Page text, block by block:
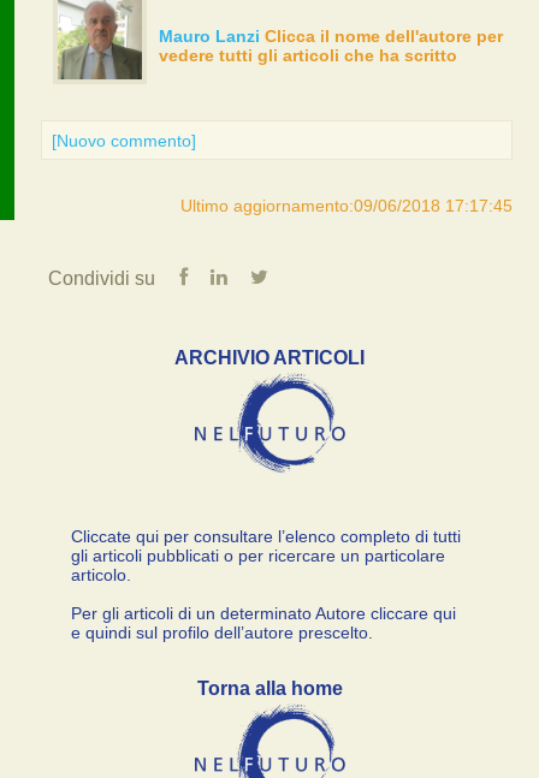
Mauro Lanzi Clicca il nome dell'autore per
vedere tutti gli articoli che ha scritto
[Nuovo commento]
Ultimo aggiornamento:09/06/2018 17:17:45
Condividi su
ARCHIVIO ARTICOLI
Cliccate qui per consultare l’elenco completo di tutti
gli articoli pubblicati o per ricercare un particolare
articolo.
Per gli articoli di un determinato Autore cliccare qui
e quindi sul profilo dell’autore prescelto.
Torna alla home